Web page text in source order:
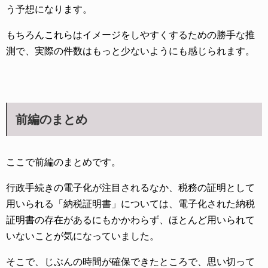
う予想になります。
もちろんこれらはイメージをしやすくするための勝手な推
測で、実際の件数はもっと少ないようにも感じられます。
前編のまとめ
ここで前編のまとめです。
行政手続きの電子化が注目されるなか、税務の証明として
用いられる「納税証明書」については、電子化された納税
証明書の存在があるにもかかわらず、ほとんど用いられて
いないことが気になっていました。
そこで、じぶんの時間が確保できたところで、思い切って